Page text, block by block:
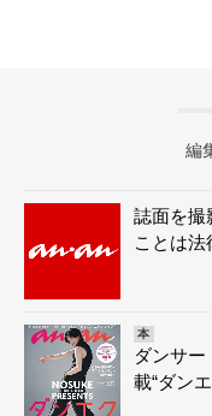
編
誌面を撮
ことは法
本
ダンサ
載“ダン